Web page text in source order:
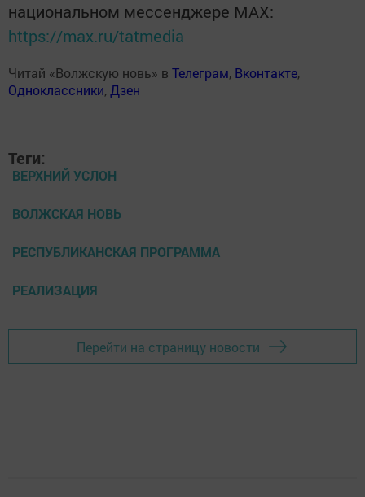
национальном мессенджере MАХ:
https://max.ru/tatmedia
Читай «Волжскую новь» в Телеграм, Вконтакте,
Одноклассники,Дзен
Теги:
ВЕРХНИЙ УСЛОН
ВОЛЖСКАЯ НОВЬ
РЕСПУБЛИКАНСКАЯ ПРОГРАММА
РЕАЛИЗАЦИЯ
Перейти на страницу новости